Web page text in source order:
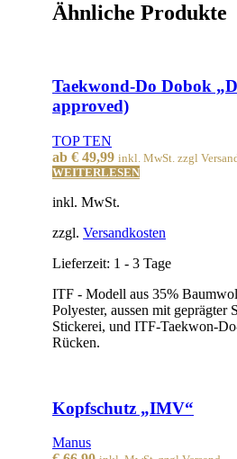
Ähnliche Produkte
Taekwond-Do Dobok
approved)
TOP TEN
ab € 49,99 inkl. MwSt. zzgl
WEITERLESEN
inkl. MwSt.
zzgl. Versandkosten
Lieferzeit: 1 - 3 Tage
ITF - Modell aus 35%
Polyester, aussen mit
Stickerei, und ITF-Taekwon-
Rücken.
Kopfschutz „IMV“
Manus